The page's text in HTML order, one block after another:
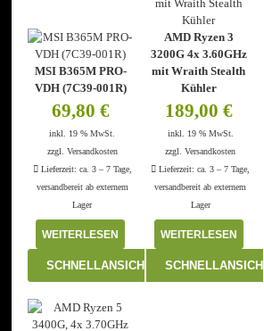
MSI B365M PRO-
VDH (7C39-001R)
69,80 €
inkl. 19 % MwSt.
zzgl. Versandkosten
Lieferzeit: ca. 3 – 7 Tage,
versandbereit ab externem
Lager
WEITERLESEN
SCHNELLANSICHT
AMD Ryzen 3
3200G 4x 3.60GHz
mit Wraith Stealth
Kühler
189,00 €
inkl. 19 % MwSt.
zzgl.Versandkosten
Lieferzeit:ca. 3 – 7 Tage,
versandbereit ab externem
Lager
WEITERLESEN
SCHNELLANSICHT